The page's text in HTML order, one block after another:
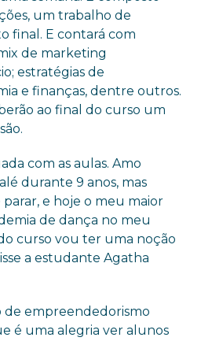
um trabalho de
final. E contará com
de marketing
estratégias de
e finanças, dentre outros.
ao final do curso um
com as aulas. Amo
durante 9 anos, mas
e hoje o meu maior
de dança no meu
curso vou ter uma noção
a estudante Agatha
de empreendedorismo
é uma alegria ver alunos